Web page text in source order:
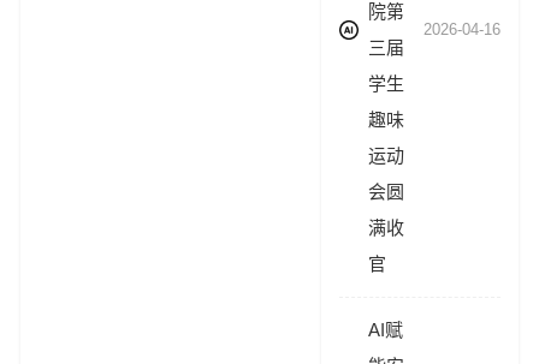
院第
三届
学生
趣味
运动
会圆
满收
官
2026-04-16
AI赋